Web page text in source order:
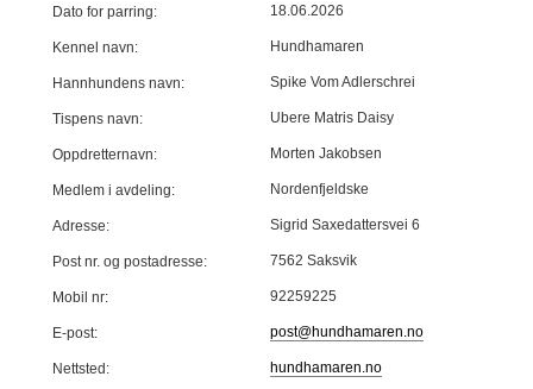
Dato for parring: 18.06.2026
Kennel navn: Hundhamaren
Hannhundens navn: Spike Vom Adlerschrei
Tispens navn: Ubere Matris Daisy
Oppdretternavn: Morten Jakobsen
Medlem i avdeling: Nordenfjeldske
Adresse: Sigrid Saxedattersvei 6
Post nr. og postadresse: 7562 Saksvik
Mobil nr: 92259225
E-post: post@hundhamaren.no
Nettsted: hundhamaren.no